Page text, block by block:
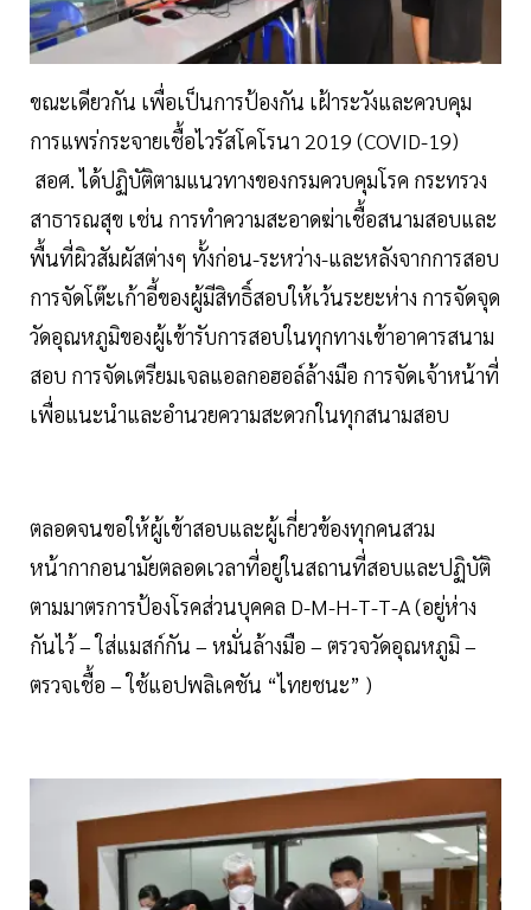
ขณะเดียวกัน เพื่อเป็นการป้องกัน เฝ้าระวังและควบคุม
การแพร่กระจายเชื้อไวรัสโคโรนา 2019 (COVID-19)
สอศ. ได้ปฏิบัติตามแนวทางของกรมควบคุมโรค กระทรวง
สาธารณสุข เช่น การทำความสะอาดฆ่าเชื้อสนามสอบและ
พื้นที่ผิวสัมผัสต่างๆ ทั้งก่อน-ระหว่าง-และหลังจากการสอบ
การจัดโต๊ะเก้าอี้ของผู้มีสิทธิ์สอบให้เว้นระยะห่าง การจัดจุด
วัดอุณหภูมิของผู้เข้ารับการสอบในทุกทางเข้าอาคารสนาม
สอบ การจัดเตรียมเจลแอลกอฮอล์ล้างมือ การจัดเจ้าหน้าที่
เพื่อแนะนำและอำนวยความสะดวกในทุกสนามสอบ
ตลอดจนขอให้ผู้เข้าสอบและผู้เกี่ยวข้องทุกคนสวม
หน้ากากอนามัยตลอดเวลาที่อยู่ในสถานที่สอบและปฏิบัติ
ตามมาตรการป้องโรคส่วนบุคคล D-M-H-T-T-A (อยู่ห่าง
กันไว้ – ใส่แมสก์กัน – หมั่นล้างมือ – ตรวจวัดอุณหภูมิ –
ตรวจเชื้อ – ใช้แอปพลิเคชัน “ไทยชนะ” )